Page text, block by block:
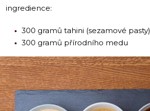
ingredience:
300 gramů tahini (sezamové pasty)
300 gramů přírodního medu